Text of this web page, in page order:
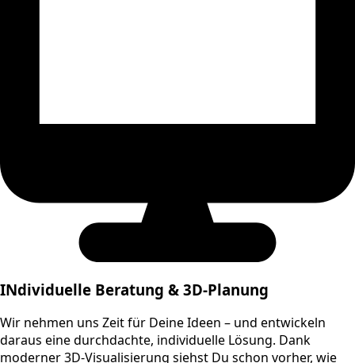
INdividuelle Beratung & 3D-Planung
Wir nehmen uns Zeit für Deine Ideen – und entwickeln
daraus eine durchdachte, individuelle Lösung. Dank
moderner 3D-Visualisierung siehst Du schon vorher, wie